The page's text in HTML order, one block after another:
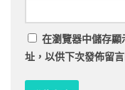
在瀏覽器中儲存顯
址，以供下次發佈留言